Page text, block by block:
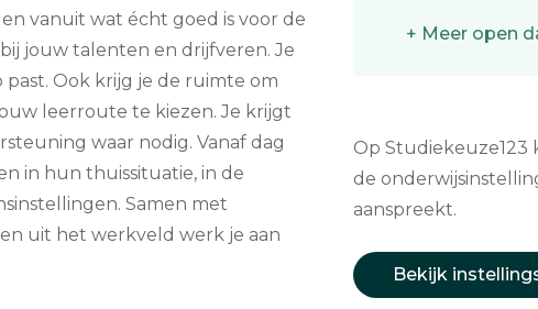
vanuit wat écht goed is voor de
jouw talenten en drijfveren. Je
Ook krijg je de ruimte om
leerroute te kiezen. Je krijgt
waar nodig. Vanaf dag
in hun thuissituatie, in de
Samen met
uit het werkveld werk je aan
+ Meer open
Op Studiekeuze123
de
aanspreekt.
Bekijk